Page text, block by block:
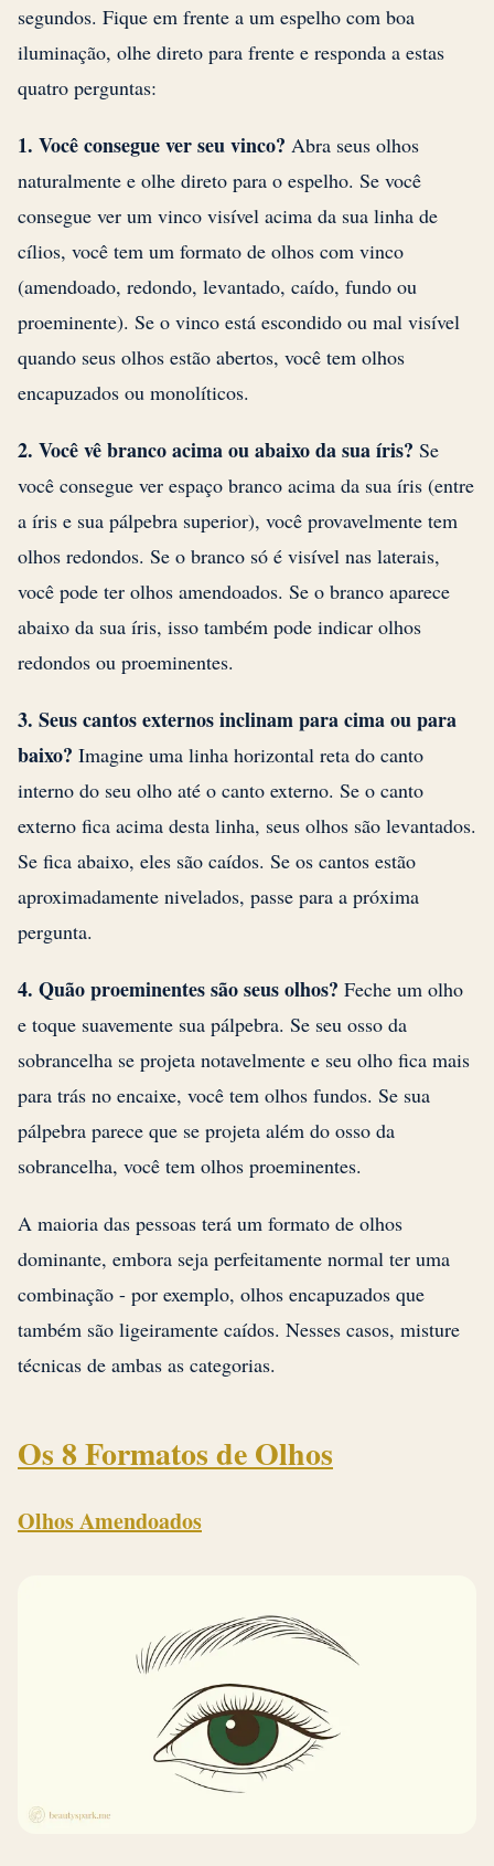
segundos. Fique em frente a um espelho com boa
iluminação, olhe direto para frente e responda a estas
quatro perguntas:
1. Você consegue ver seu vinco? Abra seus olhos
naturalmente e olhe direto para o espelho. Se você
consegue ver um vinco visível acima da sua linha de
cílios, você tem um formato de olhos com vinco
(amendoado, redondo, levantado, caído, fundo ou
proeminente). Se o vinco está escondido ou mal visível
quando seus olhos estão abertos, você tem olhos
encapuzados ou monolíticos.
2. Você vê branco acima ou abaixo da sua íris? Se
você consegue ver espaço branco acima da sua íris (entre
a íris e sua pálpebra superior), você provavelmente tem
olhos redondos. Se o branco só é visível nas laterais,
você pode ter olhos amendoados. Se o branco aparece
abaixo da sua íris, isso também pode indicar olhos
redondos ou proeminentes.
3. Seus cantos externos inclinam para cima ou para
baixo? Imagine uma linha horizontal reta do canto
interno do seu olho até o canto externo. Se o canto
externo fica acima desta linha, seus olhos são levantados.
Se fica abaixo, eles são caídos. Se os cantos estão
aproximadamente nivelados, passe para a próxima
pergunta.
4. Quão proeminentes são seus olhos? Feche um olho
e toque suavemente sua pálpebra. Se seu osso da
sobrancelha se projeta notavelmente e seu olho fica mais
para trás no encaixe, você tem olhos fundos. Se sua
pálpebra parece que se projeta além do osso da
sobrancelha, você tem olhos proeminentes.
A maioria das pessoas terá um formato de olhos
dominante, embora seja perfeitamente normal ter uma
combinação - por exemplo, olhos encapuzados que
também são ligeiramente caídos. Nesses casos, misture
técnicas de ambas as categorias.
Os 8 Formatos de Olhos
Olhos Amendoados